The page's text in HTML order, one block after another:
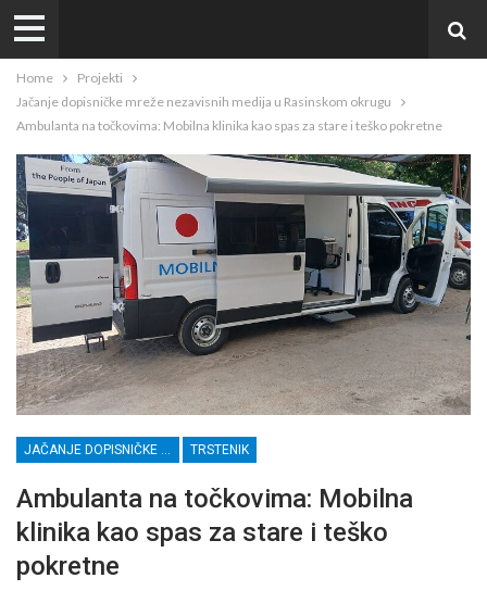
Home
Projekti
Jačanje dopisničke mreže nezavisnih medija u Rasinskom okrugu
Ambulanta na točkovima: Mobilna klinika kao spas za stare i teško pokretne
TRSTENIK
Ambulanta na točkovima: Mobilna
klinika kao spas za stare i teško
pokretne